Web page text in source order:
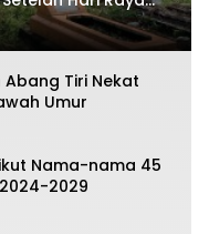
Tiri Nekat
Umur
Nama-nama 45